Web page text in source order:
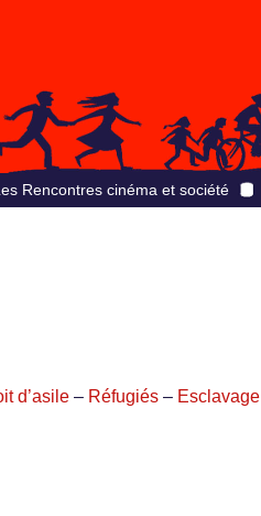
Rencontres cinéma et société
d’asile – Réfugiés – Esclavage